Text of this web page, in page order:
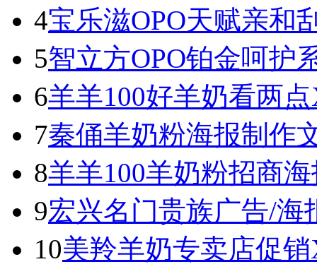
4宝乐滋OPO天赋亲和
5智立方OPO铂金呵护
6羊羊100好羊奶看两
7秦俑羊奶粉海报制作
8羊羊100羊奶粉招商
9宏兴名门贵族广告/海
10美羚羊奶专卖店促